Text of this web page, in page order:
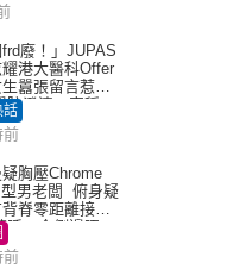
frd廢！」JUPAS
港大醫科Offer
囂張留言惹眾
院澄清：宣稱
獲錄取」不符事
叮
話
前
胸壓Chrome
型男老闆 俯身疑
脊零距離接觸
呼：企側邊唔
前